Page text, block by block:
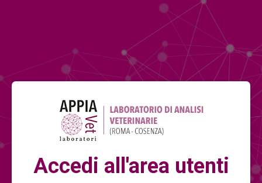
Accedi all'area utenti